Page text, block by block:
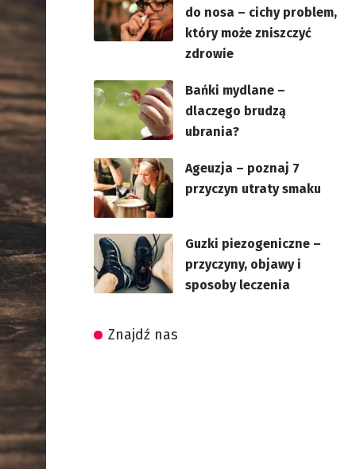
do nosa – cichy problem,
który może zniszczyć
zdrowie
Bańki mydlane –
dlaczego brudzą
ubrania?
Ageuzja – poznaj 7
przyczyn utraty smaku
Guzki piezogeniczne –
przyczyny, objawy i
sposoby leczenia
Znajdź nas